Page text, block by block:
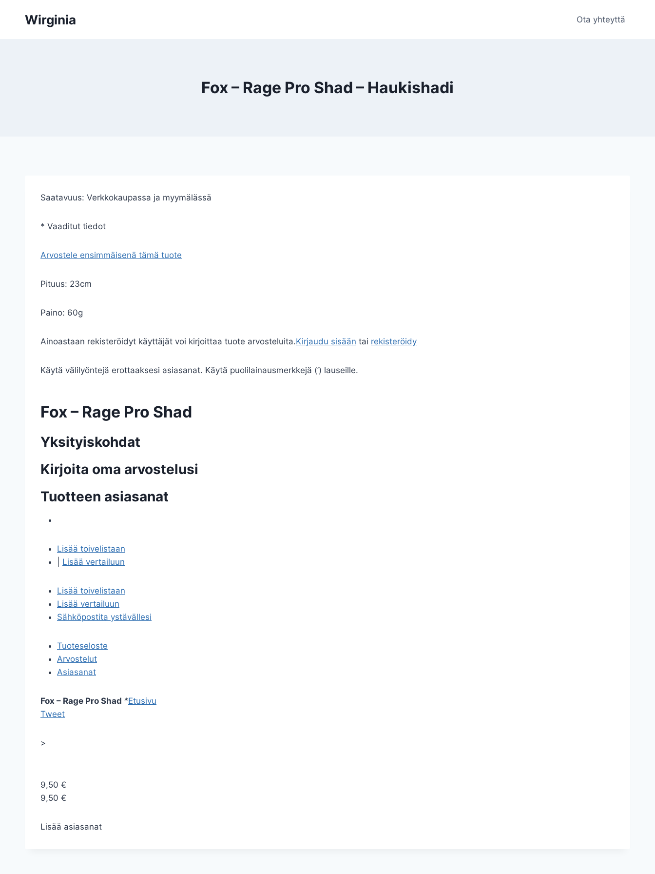
sisältöönWirginia Ota yhteyttä
Fox – Rage Pro Shad – Haukishadi
Saatavuus: Verkkokaupassa ja myymälässä
* Vaaditut tiedot
Arvostele ensimmäisenä tämä tuote
Pituus: 23cm
Paino: 60g
Ainoastaan rekisteröidyt käyttäjät voi kirjoittaa tuote arvosteluita.Kirjaudu sisään tai rekisteröidy
Käytä välilyöntejä erottaaksesi asiasanat. Käytä puolilainausmerkkejä (’) lauseille.
Fox – Rage Pro Shad
Yksityiskohdat
Kirjoita oma arvostelusi
Tuotteen asiasanat
Lisää toivelistaan
Lisää vertailuun
Lisää toivelistaan
Lisää vertailuun
Sähköpostita ystävällesi
Tuoteseloste
Arvostelut
Asiasanat
Fox – Rage Pro Shad *Etusivu
Tweet
>
9,50 €
9,50 €
Lisää asiasanat